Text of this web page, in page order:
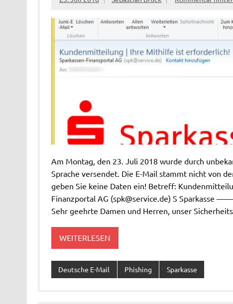
Am Montag, den 23. Juli 2018 wurde durch
Sprache versendet. Die E-Mail stammt nicht von
geben Sie keine Daten ein! Betreff:
Finanzportal AG (spk@service.de) S
Sehr geehrte Damen und Herren, unser
WEITERLESEN
Deutsche E-Mail Phishing Sparkasse